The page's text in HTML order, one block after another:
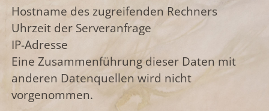
Hostname des zugreifenden Rechners
Uhrzeit der Serveranfrage
IP-Adresse
Eine Zusammenführung dieser Daten mit
anderen Datenquellen wird nicht
vorgenommen.